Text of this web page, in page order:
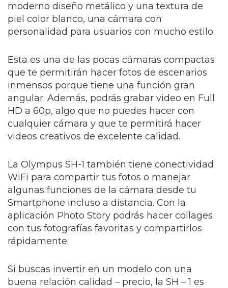
moderno diseño metálico y una textura de
piel color blanco, una cámara con
personalidad para usuarios con mucho estilo.
Esta es una de las pocas cámaras compactas
que te permitirán hacer fotos de escenarios
inmensos porque tiene una función gran
angular. Además, podrás grabar video en Full
HD a 60p, algo que no puedes hacer con
cualquier cámara y que te permitirá hacer
videos creativos de excelente calidad.
La Olympus SH-1 también tiene conectividad
WiFi para compartir tus fotos o manejar
algunas funciones de la cámara desde tu
Smartphone incluso a distancia. Con la
aplicación Photo Story podrás hacer collages
con tus fotografías favoritas y compartirlos
rápidamente.
Si buscas invertir en un modelo con una
buena relación calidad – precio, la SH – 1 es